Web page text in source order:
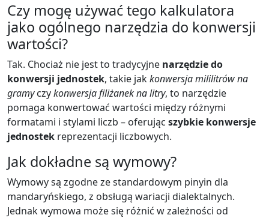
Czy mogę używać tego kalkulatora
jako ogólnego narzędzia do konwersji
wartości?
Tak. Chociaż nie jest to tradycyjne narzędzie do
konwersji jednostek, takie jakkonwersja mililitrów na
gramyczykonwersja filiżanek na litry, to narzędzie
pomaga konwertować wartości między różnymi
formatami i stylami liczb – oferując szybkie konwersje
jednostek reprezentacji liczbowych.
Jak dokładne są wymowy?
Wymowy są zgodne ze standardowym pinyin dla
mandaryńskiego, z obsługą wariacji dialektalnych.
Jednak wymowa może się różnić w zależności od